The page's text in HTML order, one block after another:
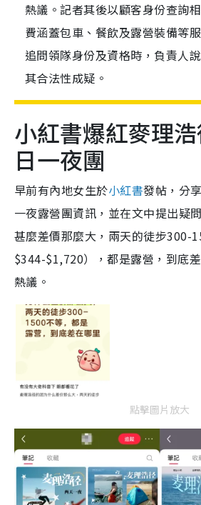
熱議。記者其後以顧客身份查詢
費涵蓋包車、餐飲及露營裝備等
追問領隊身份及資格時，負責人
其合法性成疑。
小紅書爆紅麥理
日一夜團
早前有內地女生於小紅書發帖，分
一夜露營團資訊，並在文中提出疑
甚麼差價那麼大，兩天的徒步300-
$344-$1,720），都是露營，到底
熱議。
點擊圖片放大